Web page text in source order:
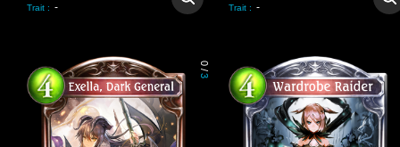
Trait : - Trait : -
0
/
3